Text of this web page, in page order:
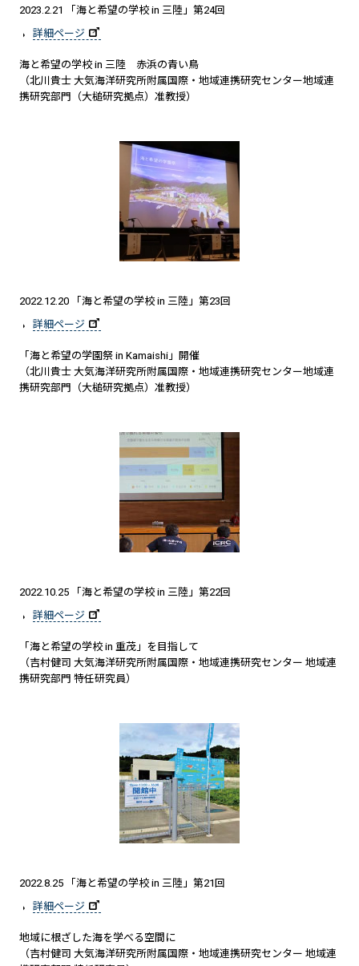
2023.2.21 「海と希望の学校 in 三陸」第24回
詳細ページ
海と希望の学校 in 三陸 赤浜の青い鳥
（北川貴士 大気海洋研究所附属国際・地域連携研究センター地域連
携研究部門（大槌研究拠点）准教授）
2022.12.20 「海と希望の学校 in 三陸」第23回
詳細ページ
「海と希望の学園祭 in Kamaishi」開催
（北川貴士 大気海洋研究所附属国際・地域連携研究センター地域連
携研究部門（大槌研究拠点）准教授）
2022.10.25 「海と希望の学校 in 三陸」第22回
詳細ページ
「海と希望の学校 in 重茂」を目指して
（吉村健司 大気海洋研究所附属国際・地域連携研究センター 地域連
携研究部門 特任研究員）
2022.8.25 「海と希望の学校 in 三陸」第21回
詳細ページ
地域に根ざした海を学べる空間に
（吉村健司 大気海洋研究所附属国際・地域連携研究センター 地域連